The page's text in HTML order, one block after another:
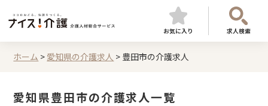
お気に入り 求人検索
ホーム > 愛知県の介護求人 > 豊田市の介護求人
愛知県豊田市の介護求人一覧